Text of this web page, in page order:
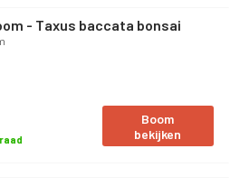
Venijnboom - Taxus baccata bonsai
Boom
bekijken